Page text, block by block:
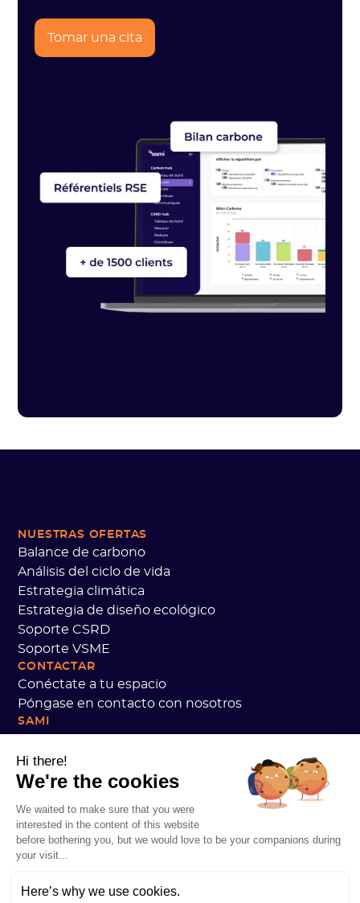
Tomar una cita
NUESTRAS OFERTAS
Balance de carbono
Análisis del ciclo de vida
Estrategia climática
Estrategia de diseño ecológico
Soporte CSRD
Soporte VSME
CONTACTAR
Conéctate a tu espacio
Póngase en contacto con nosotros
SAMI
Opiniones de clientes en sami
¡Estamos reclutando!
Academia Sami CGV
Seguridad
Estado de los servicios
RECURSOS
Hi there!
We're the cookies
We waited to make sure that you were
interested in the content of this website
before bothering you, but we would love to be your companions during
your visit...
Here’s why we use cookies.